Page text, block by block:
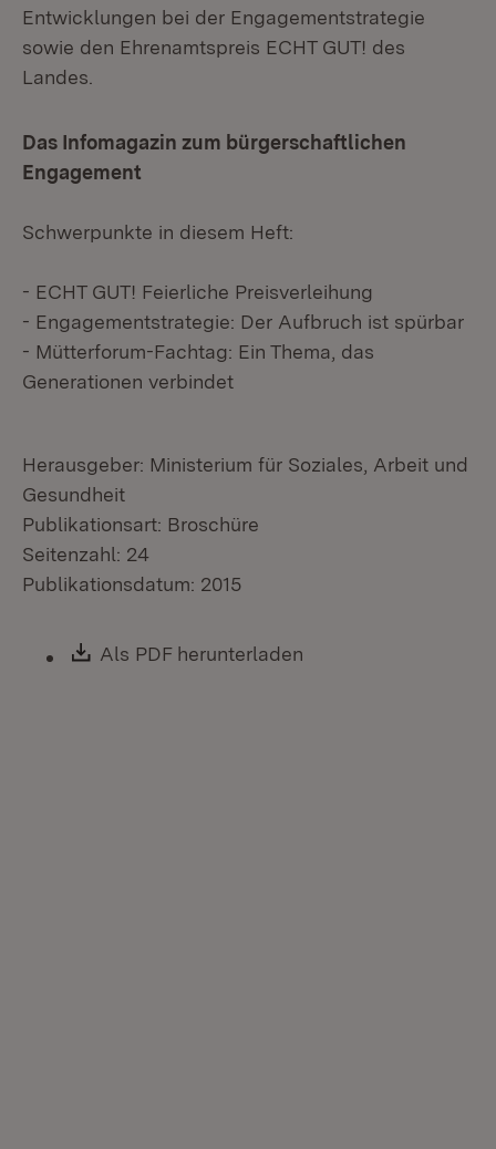
Entwicklungen bei der Engagementstrategie
sowie den Ehrenamtspreis ECHT GUT! des
Landes.
Das Infomagazin zum bürgerschaftlichen
Engagement
Schwerpunkte in diesem Heft:
- ECHT GUT! Feierliche Preisverleihung
- Engagementstrategie: Der Aufbruch ist spürbar
- Mütterforum-Fachtag: Ein Thema, das
Generationen verbindet
Herausgeber: Ministerium für Soziales, Arbeit und
Gesundheit
Publikationsart: Broschüre
Seitenzahl: 24
Publikationsdatum: 2015
Download:
Als PDF herunterladen